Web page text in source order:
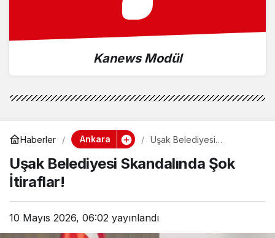
Kanews Modül
Haberler Ankara
Uşak Belediyesi
Uşak Belediyesi Skandalında Şok
İtiraflar!
10 Mayıs 2026, 06:02 yayınlandı